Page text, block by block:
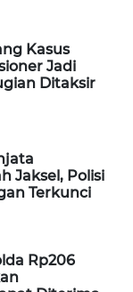
Kasus
Jadi
Ditaksir
Jaksel, Polisi
Terkunci
Rp206